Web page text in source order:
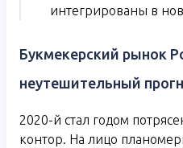
интегрированы в
Букмекерский рынок
неутешительный
2020-й стал годом
контор. На лицо